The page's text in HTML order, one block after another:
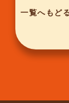
一覧へもど